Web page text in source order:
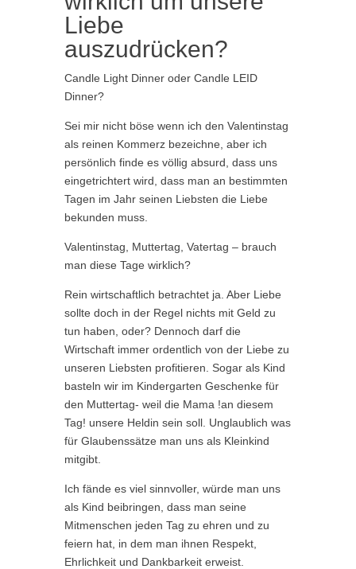
Liebe
auszudrücken?
Candle Light Dinner oder Candle LEID
Dinner?
Sei mir nicht böse wenn ich den Valentinstag
als reinen Kommerz bezeichne, aber ich
persönlich finde es völlig absurd, dass uns
eingetrichtert wird, dass man an bestimmten
Tagen im Jahr seinen Liebsten die Liebe
bekunden muss.
Valentinstag, Muttertag, Vatertag – brauch
man diese Tage wirklich?
Rein wirtschaftlich betrachtet ja. Aber Liebe
sollte doch in der Regel nichts mit Geld zu
tun haben, oder? Dennoch darf die
Wirtschaft immer ordentlich von der Liebe zu
unseren Liebsten profitieren. Sogar als Kind
basteln wir im Kindergarten Geschenke für
den Muttertag- weil die Mama !an diesem
Tag! unsere Heldin sein soll. Unglaublich was
für Glaubenssätze man uns als Kleinkind
mitgibt.
Ich fände es viel sinnvoller, würde man uns
als Kind beibringen, dass man seine
Mitmenschen jeden Tag zu ehren und zu
feiern hat, in dem man ihnen Respekt,
Ehrlichkeit und Dankbarkeit erweist.